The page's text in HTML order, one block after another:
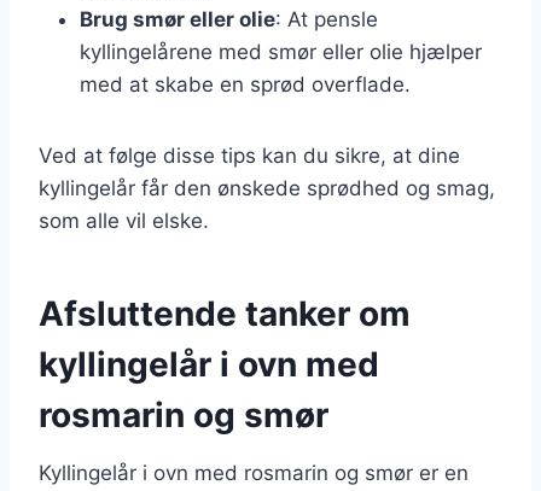
Brug smør eller olie: At pensle
kyllingelårene med smør eller olie hjælper
med at skabe en sprød overflade.
Ved at følge disse tips kan du sikre, at dine
kyllingelår får den ønskede sprødhed og smag,
som alle vil elske.
Afsluttende tanker om
kyllingelår i ovn med
rosmarin og smør
Kyllingelår i ovn med rosmarin og smør er en